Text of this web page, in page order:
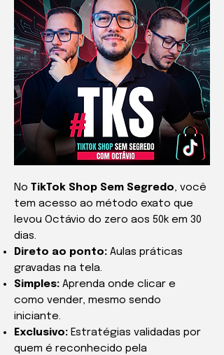
No TikTok Shop Sem Segredo, você
tem acesso ao método exato que
levou Octávio do zero aos 50k em 30
dias.
Direto ao ponto: Aulas práticas
gravadas na tela.
Simples: Aprenda onde clicar e
como vender, mesmo sendo
iniciante.
Exclusivo: Estratégias validadas por
quem é reconhecido pela